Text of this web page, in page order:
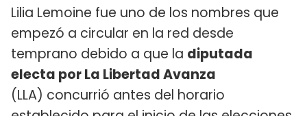
Lilia Lemoine fue uno de los nombres que
empezó a circular en la red desde
temprano debido a que la diputada
electa por La Libertad Avanza
(LLA) concurrió antes del horario